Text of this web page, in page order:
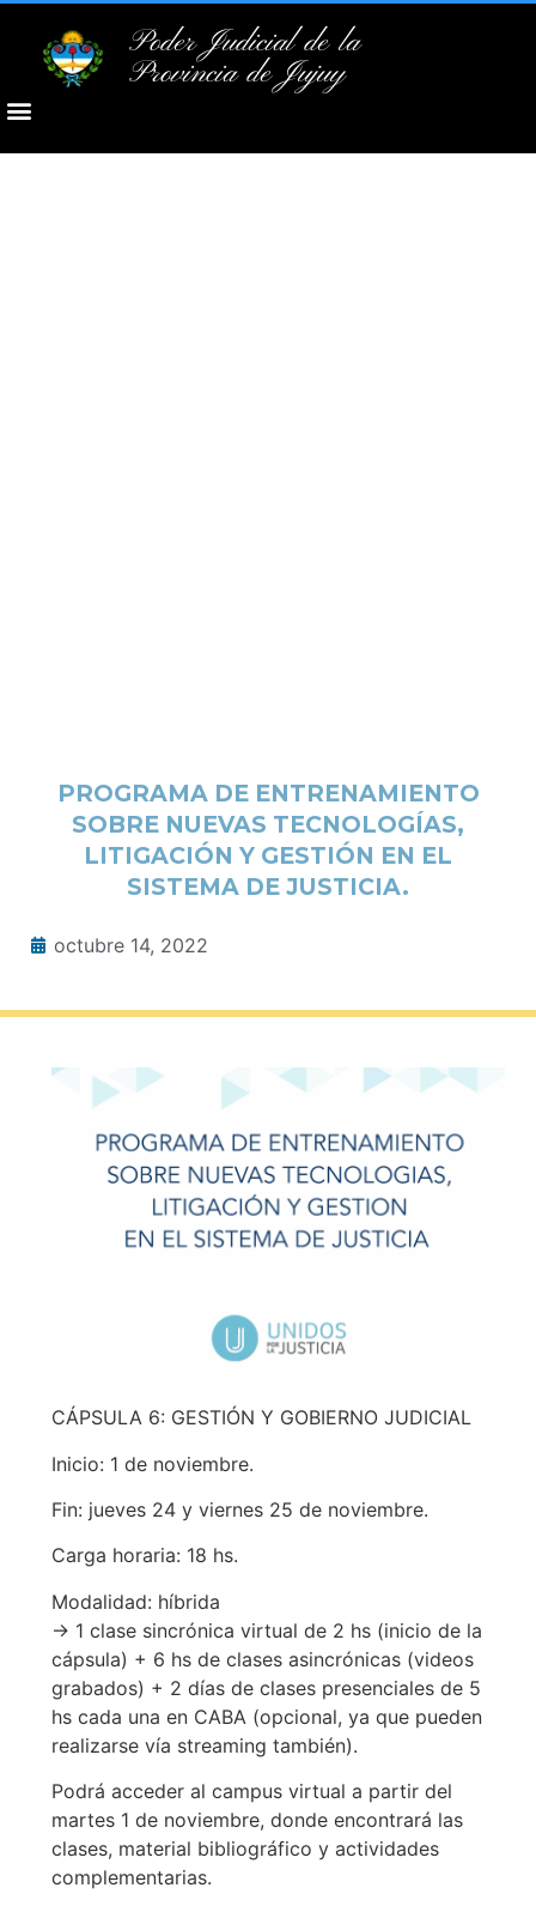
Poder Judicial de la
Provincia de Jujuy
PROGRAMA DE ENTRENAMIENTO
SOBRE NUEVAS TECNOLOGÍAS,
LITIGACIÓN Y GESTIÓN EN EL
SISTEMA DE JUSTICIA.
octubre 14, 2022
CÁPSULA 6: GESTIÓN Y GOBIERNO JUDICIAL
Inicio: 1 de noviembre.
Fin: jueves 24 y viernes 25 de noviembre.
Carga horaria: 18 hs.
Modalidad: híbrida
→ 1 clase sincrónica virtual de 2 hs (inicio de la
cápsula) + 6 hs de clases asincrónicas (videos
grabados) + 2 días de clases presenciales de 5
hs cada una en CABA (opcional, ya que pueden
realizarse vía streaming también).
Podrá acceder al campus virtual a partir del
martes 1 de noviembre, donde encontrará las
clases, material bibliográfico y actividades
complementarias.